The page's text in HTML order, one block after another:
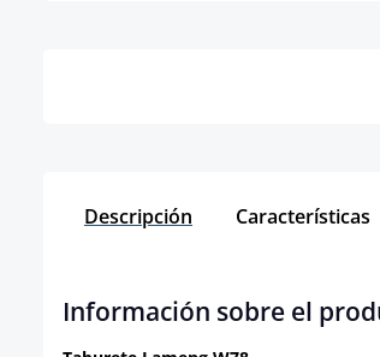
Descripción Características
Información sobre el